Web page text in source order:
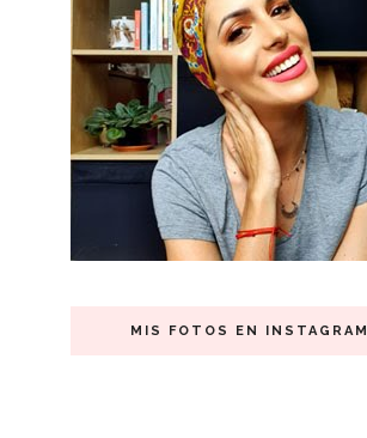
MIS FOTOS EN INSTAGRAM